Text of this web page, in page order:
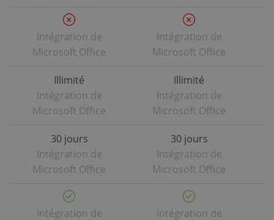
Intégration de
Microsoft Office
Intégration de
Microsoft Office
Illimité
Intégration de
Microsoft Office
Illimité
Intégration de
Microsoft Office
30 jours
Intégration de
Microsoft Office
30 jours
Intégration de
Microsoft Office
Intégration de Intégration de